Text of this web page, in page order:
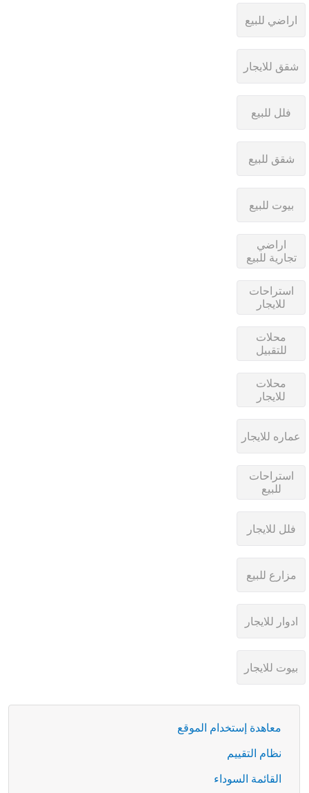
معاهدة إستخدام الموقع
نظام التقييم
القائمة السوداء